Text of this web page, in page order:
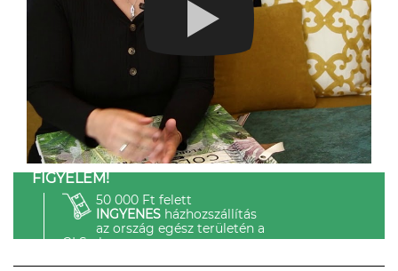
FIGYELEM!
50 000 Ft felett
INGYENESházhozszállítás
az ország egész területén a
GLS-el.